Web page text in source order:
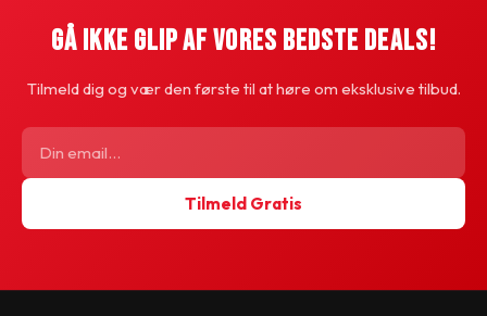
Gå Ikke Glip Af Vores Bedste Deals!
Tilmeld dig og vær den første til at høre om eksklusive tilbud.
Tilmeld Gratis